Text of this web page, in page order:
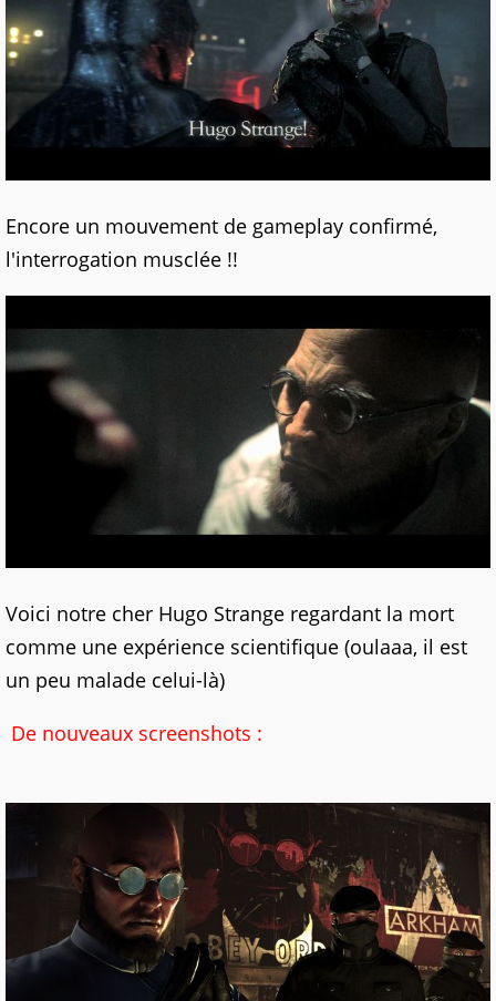
Encore un mouvement de gameplay confirmé,
l'interrogation musclée !!
Voici notre cher Hugo Strange regardant la mort
comme une expérience scientifique (oulaaa, il est
un peu malade celui-là)
De nouveaux screenshots :